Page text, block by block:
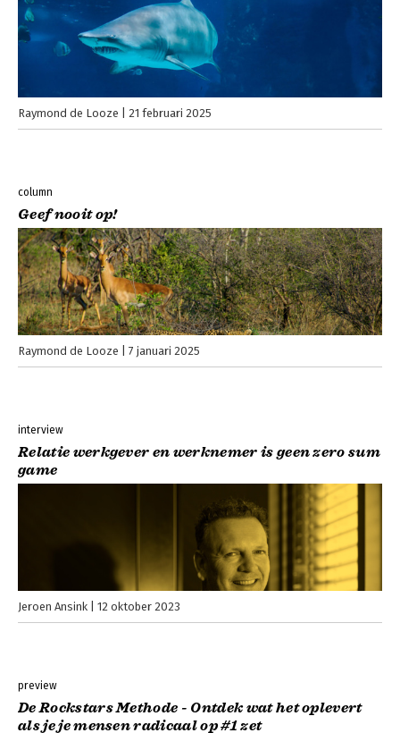
Raymond de Looze 21 februari 2025
column
Geef nooit op!
Raymond de Looze 7 januari 2025
interview
Relatie werkgever en werknemer is geen zero sum
game
Jeroen Ansink 12 oktober 2023
preview
De Rockstars Methode - Ontdek wat het oplevert
als je je mensen radicaal op #1 zet